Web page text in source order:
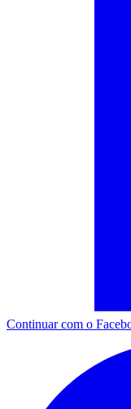
Continuar com o